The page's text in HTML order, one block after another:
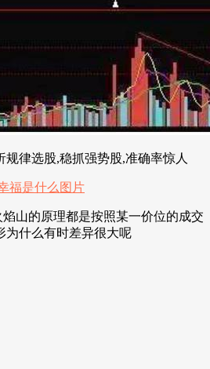
规律选股,稳抓强势股,准确率惊人
山的原理都是按照某一价位的成交
为什么有时差异很大呢